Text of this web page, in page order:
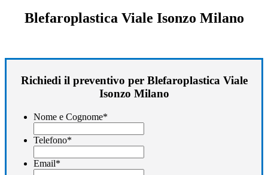
Blefaroplastica Viale Isonzo Milano
Richiedi il preventivo per Blefaroplastica Viale
Isonzo Milano
Nome e Cognome*
Telefono*
Email*